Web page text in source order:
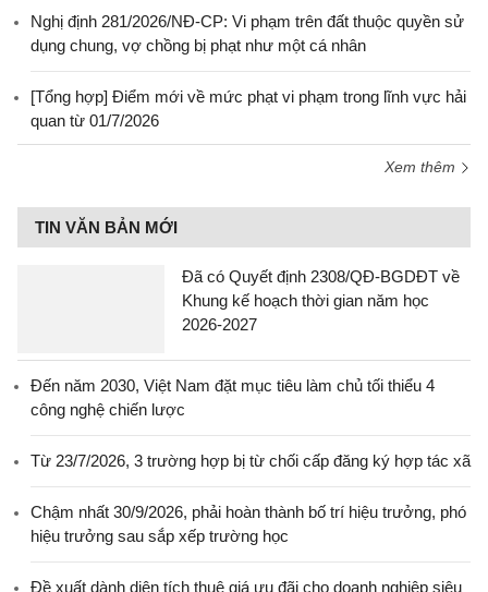
Nghị định 281/2026/NĐ-CP: Vi phạm trên đất thuộc quyền sử
dụng chung, vợ chồng bị phạt như một cá nhân
[Tổng hợp] Điểm mới về mức phạt vi phạm trong lĩnh vực hải
quan từ 01/7/2026
Xem thêm
TIN VĂN BẢN MỚI
Đã có Quyết định 2308/QĐ-BGDĐT về
Khung kế hoạch thời gian năm học
2026-2027
Đến năm 2030, Việt Nam đặt mục tiêu làm chủ tối thiểu 4
công nghệ chiến lược
Từ 23/7/2026, 3 trường hợp bị từ chối cấp đăng ký hợp tác xã
Chậm nhất 30/9/2026, phải hoàn thành bố trí hiệu trưởng, phó
hiệu trưởng sau sắp xếp trường học
Đề xuất dành diện tích thuê giá ưu đãi cho doanh nghiệp siêu